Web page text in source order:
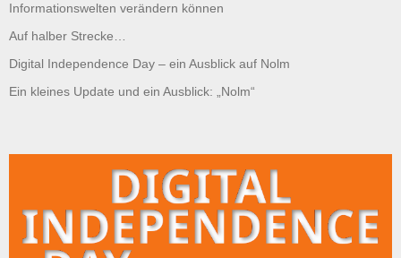
Informationswelten verändern können
Auf halber Strecke…
Digital Independence Day – ein Ausblick auf Nolm
Ein kleines Update und ein Ausblick: „Nolm“